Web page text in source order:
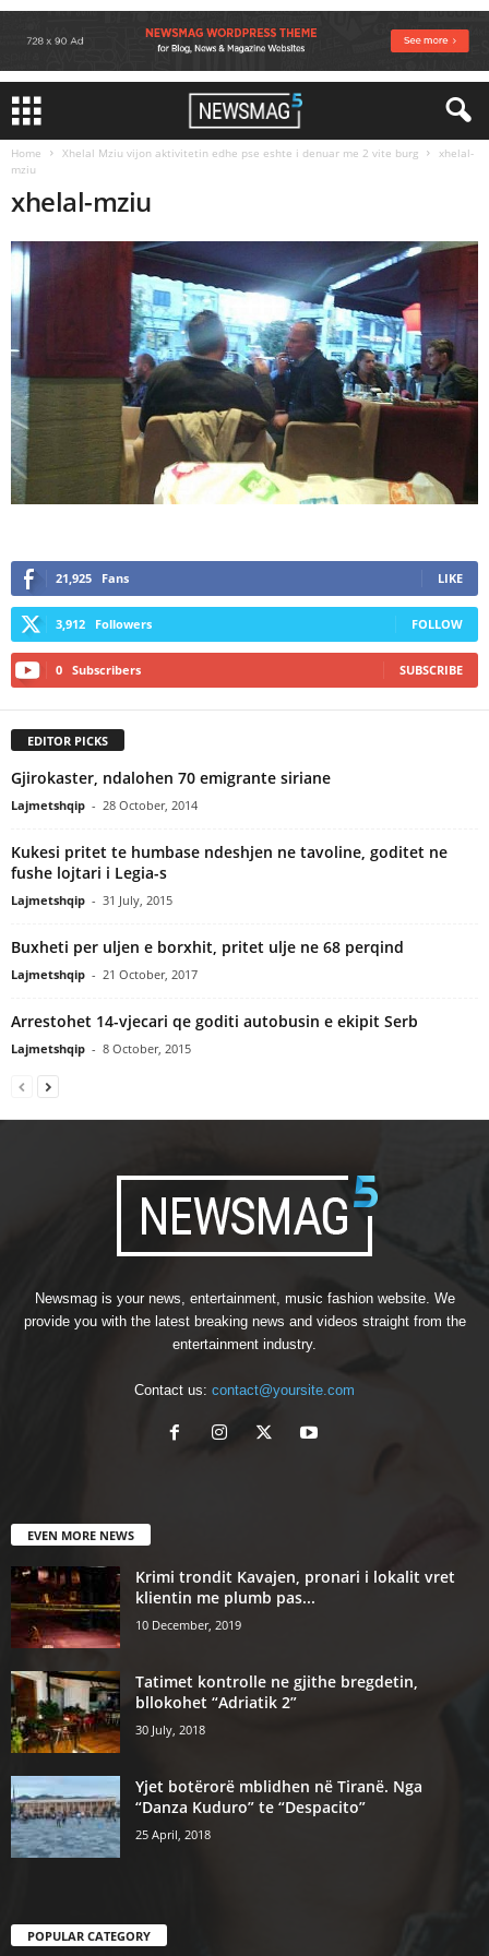
Home Xhelal Mziu vijon aktivitetin edhe pse eshte i denuar me 2 vite burg
xhelal-
mziu
xhelal-mziu
21,925 Fans LIKE
3,912 Followers FOLLOW
0 Subscribers SUBSCRIBE
EDITOR PICKS
Gjirokaster, ndalohen 70 emigrante siriane
Lajmetshqip - 28 October, 2014
Kukesi pritet te humbase ndeshjen ne tavoline, goditet ne
fushe lojtari i Legia-s
Lajmetshqip - 31 July, 2015
Buxheti per uljen e borxhit, pritet ulje ne 68 perqind
Lajmetshqip - 21 October, 2017
Arrestohet 14-vjecari qe goditi autobusin e ekipit Serb
Lajmetshqip - 8 October, 2015
Newsmag is your news, entertainment, music fashion website. We
provide you with the latest breaking news and videos straight from the
entertainment industry.
Contact us: contact@yoursite.com
EVEN MORE NEWS
Krimi trondit Kavajen, pronari i lokalit vret
klientin me plumb pas...
10 December, 2019
Tatimet kontrolle ne gjithe bregdetin,
bllokohet “Adriatik 2”
30 July, 2018
Yjet botërorë mblidhen në Tiranë. Nga
“Danza Kuduro” te “Despacito”
25 April, 2018
POPULAR CATEGORY